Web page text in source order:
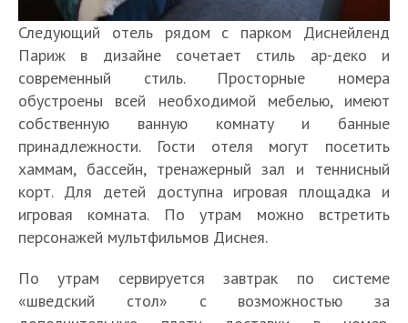
Следующий отель рядом с парком Диснейленд
Париж в дизайне сочетает стиль ар-деко и
современный стиль. Просторные номера
обустроены всей необходимой мебелью, имеют
собственную ванную комнату и банные
принадлежности. Гости отеля могут посетить
хаммам, бассейн, тренажерный зал и теннисный
корт. Для детей доступна игровая площадка и
игровая комната. По утрам можно встретить
персонажей мультфильмов Диснея.
По утрам сервируется завтрак по системе
«шведский стол» с возможностью за